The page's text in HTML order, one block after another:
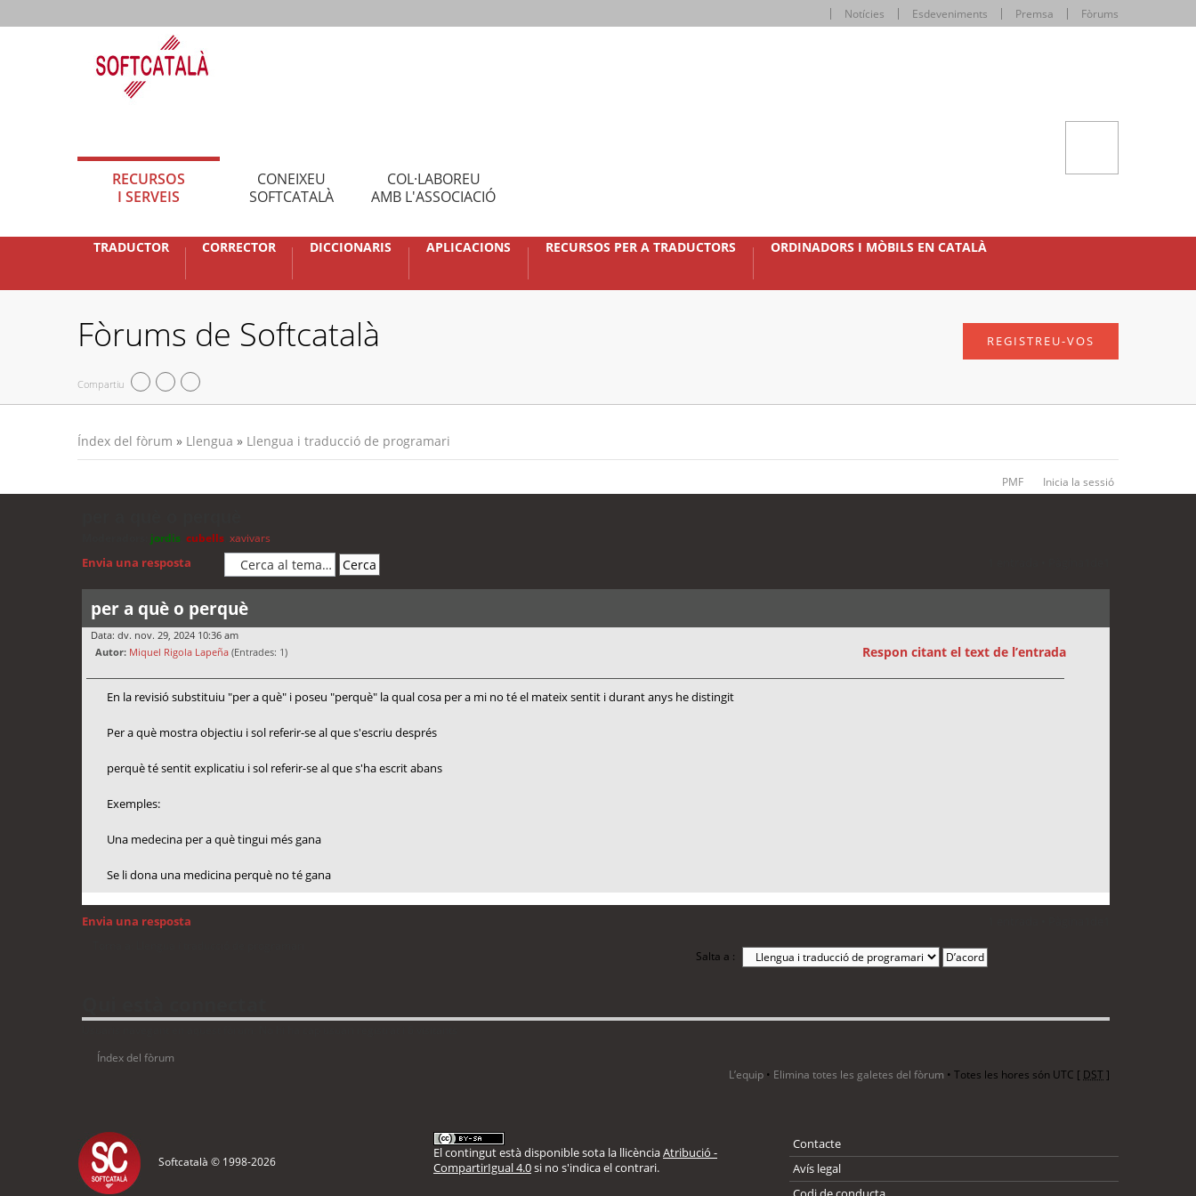
Notícies Esdeveniments Premsa Fòrums
RECURSOS
I SERVEIS
CONEIXEU
SOFTCATALÀ
COL·LABOREU
AMB L'ASSOCIACIÓ
TRADUCTOR CORRECTOR DICCIONARIS APLICACIONS RECURSOS PER A TRADUCTORS ORDINADORS I MÒBILS EN CATALÀ
Fòrums de Softcatalà
Compartiu
REGISTREU-VOS
Índex del fòrum » Llengua » Llengua i traducció de programari
PMF Inicia la sessió
jordis cubells xavivars
Envia una resposta
per a què o perquè
Data: dv. nov. 29, 2024 10:36 am
Autor: Miquel Rigola Lapeña (Entrades: 1) Respon citant el text de l’entrada
En la revisió substituiu "per a què" i poseu "perquè" la qual cosa per a mi no té el mateix sentit i durant anys he distingit
Per a què mostra objectiu i sol referir-se al que s'escriu després
perquè té sentit explicatiu i sol referir-se al que s'ha escrit abans
Exemples:
Una medecina per a què tingui més gana
Se li dona una medicina perquè no té gana
Envia una resposta
Salta a :
Índex del fòrum
L’equip • Elimina totes les galetes del fòrum • Totes les hores són UTC [ DST]
Softcatalà © 1998-2026
El contingut està disponible sota la llicènciaAtribució -
CompartirIgual 4.0si no s'indica el contrari.
Contacte
Avís legal